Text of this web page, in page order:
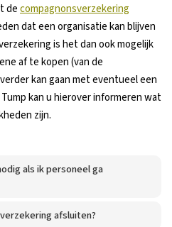
decompagnonsverzekering
dat een organisatie kan blijven
is het dan ook mogelijk
af te kopen (van de
kan gaan met eventueel een
kan u hierover informeren wat
zijn.
als ik personeel ga
afsluiten?